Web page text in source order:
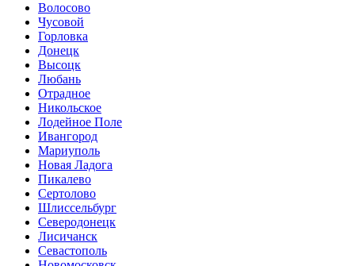
Волосово
Чусовой
Горловка
Донецк
Высоцк
Любань
Отрадное
Никольское
Лодейное Поле
Ивангород
Мариуполь
Новая Ладога
Пикалево
Сертолово
Шлиссельбург
Северодонецк
Лисичанск
Севастополь